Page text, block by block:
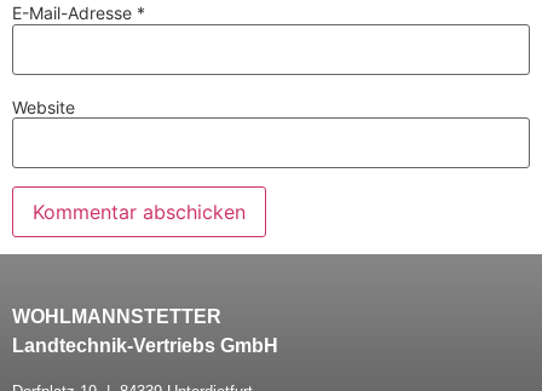
E-Mail-Adresse *
Website
WOHLMANNSTETTER
Landtechnik-Vertriebs GmbH